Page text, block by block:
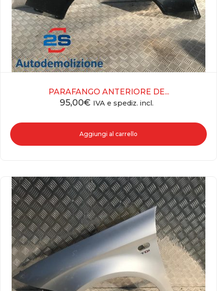
PARAFANGO ANTERIORE DE...
95,00€ IVA e spediz. incl.
Aggiungi al carrello